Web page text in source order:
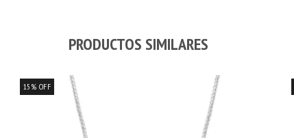
PRODUCTOS SIMILARES
15 % OFF